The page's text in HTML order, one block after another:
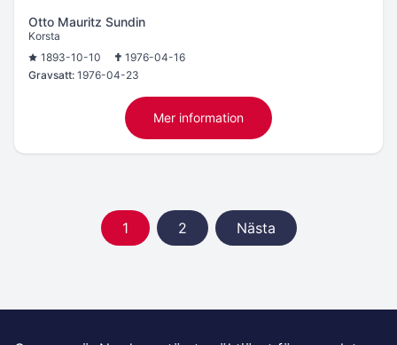
Otto Mauritz Sundin
Korsta
1893-10-10
1976-04-16
Gravsatt: 1976-04-23
Mer information
1 2 Nästa